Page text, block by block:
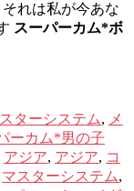
れは私が今あな
スーパーカム*ボ
ターシステム, メ
ーカム*男の子
アジア, アジア, コ
マスターシステム,